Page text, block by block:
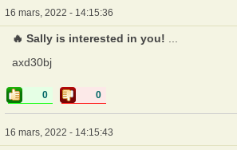
16 mars, 2022 - 14:15:36
🔥 Sally is interested in you!
axd30bj
0 0
16 mars, 2022 - 14:15:43